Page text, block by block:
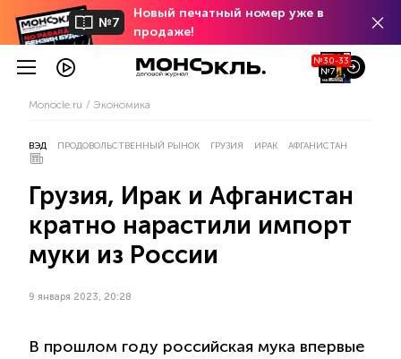
№7
Новый печатный номер уже в
продаже!
№30-33
№7
Monocle.ru Экономика
ВЭД ПРОДОВОЛЬСТВЕННЫЙ РЫНОК ГРУЗИЯ ИРАК АФГАНИСТАН
Грузия, Ирак и Афганистан
кратно нарастили импорт
муки из России
9 января 2023, 20:28
В прошлом году российская мука впервые